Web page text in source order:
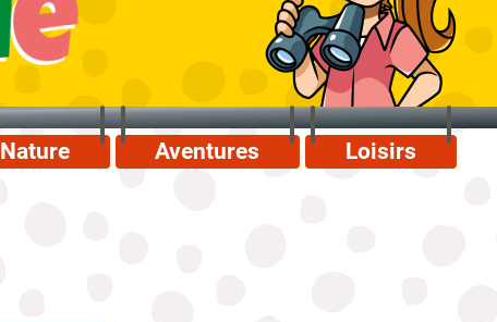
Nature Aventures Loisirs